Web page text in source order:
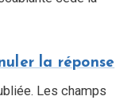
la réponse
Les champs